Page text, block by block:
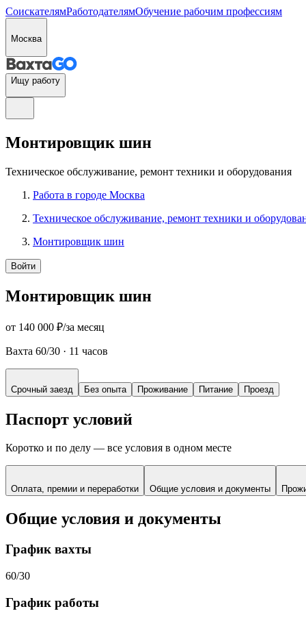
СоискателямРаботодателямОбучение рабочим профессиям
Москва
Ищу работу
Монтировщик шин
Техническое обслуживание, ремонт техники и оборудования
Работа в городе Москва
Техническое обслуживание, ремонт техники и
Монтировщик шин
Войти
Монтировщик шин
от 140 000 ₽/за месяц
Вахта 60/30 · 11 часов
Срочный заезд Без опыта Проживание Питание Проезд
Паспорт условий
Коротко и по делу — все условия в одном месте
Оплата, премии и переработки Общие условия и документы
Общие условия и документы
График вахты
60/30
График работы